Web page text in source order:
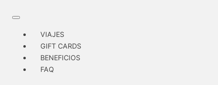
VIAJES
GIFT CARDS
BENEFICIOS
FAQ